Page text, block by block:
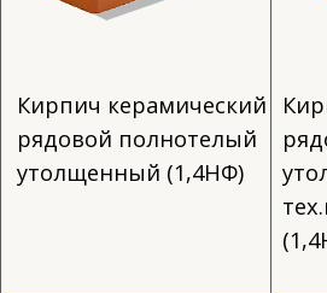
Камень керамический
рядовой полнотелый